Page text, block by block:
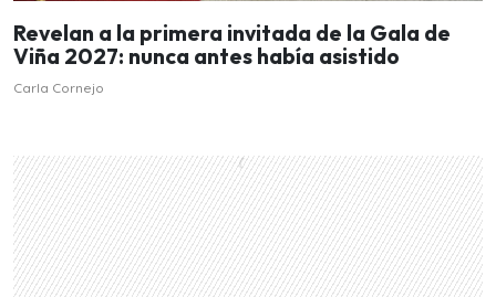
Revelan a la primera invitada de la Gala de
Viña 2027: nunca antes había asistido
Carla Cornejo